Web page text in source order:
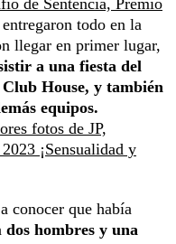
de Sentencia, Premio
todo en la
llegar en primer lugar,
a una fiesta del
House, y también
equipos.
fotos de JP,
¡Sensualidad y
conocer que había
dos hombres y una